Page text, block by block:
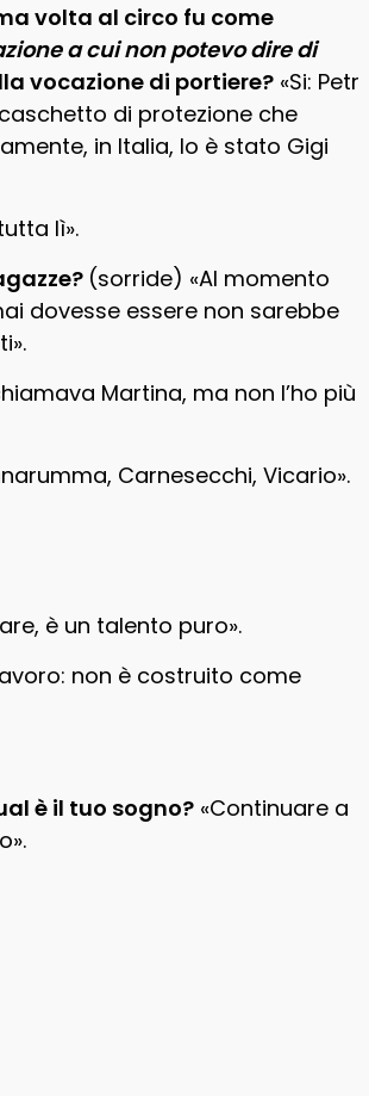
volta al circo fu come
a cui non potevo dire di
vocazione di portiere? «Si: Petr
di protezione che
in Italia, lo è stato Gigi
lì».
(sorride) «Al momento
dovesse essere non sarebbe
Martina, ma non l’ho più
Carnesecchi, Vicario».
è un talento puro».
non è costruito come
è il tuo sogno? «Continuare a